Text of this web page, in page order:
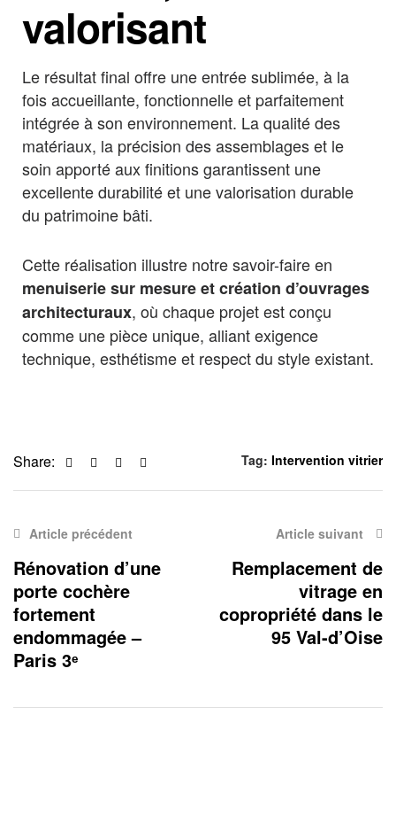
valorisant
Le résultat final offre une entrée sublimée, à la
fois accueillante, fonctionnelle et parfaitement
intégrée à son environnement. La qualité des
matériaux, la précision des assemblages et le
soin apporté aux finitions garantissent une
excellente durabilité et une valorisation durable
du patrimoine bâti.
Cette réalisation illustre notre savoir-faire en
menuiserie sur mesure et création d’ouvrages
architecturaux, où chaque projet est conçu
comme une pièce unique, alliant exigence
technique, esthétisme et respect du style existant.
Tag: Intervention vitrier
Share: Facebook
Twitter Linkedin
Article précédent
Rénovation d’une
porte cochère
fortement
endommagée –
Paris 3ᵉ
Article suivant
Remplacement de
vitrage en
copropriété dans le
95 Val-d’Oise